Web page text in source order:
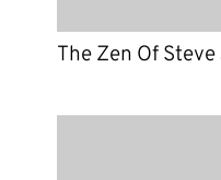
The Zen Of